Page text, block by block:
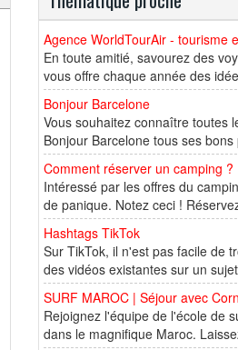
Agence WorldTourAir - tourisme
En toute amitié, savourez des
vous offre chaque année des
Bonjour Barcelone
Vous souhaitez connaître toutes
Bonjour Barcelone tous ses
Comment réserver un camping ?
Intéressé par les offres du
de panique. Notez ceci !
Hashtags TikTok
Sur TikTok, il n'est pas facile de
des vidéos existantes sur un
SURF MAROC | Séjour avec
Rejoignez l'équipe de l'école de
dans le magnifique Maroc.